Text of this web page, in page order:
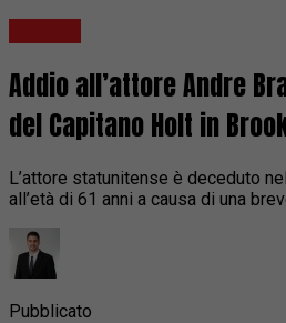
Addio all’attore Andre
del Capitano Holt in
L’attore statunitense è deceduto
all’età di 61 anni a causa di una
Pubblicato